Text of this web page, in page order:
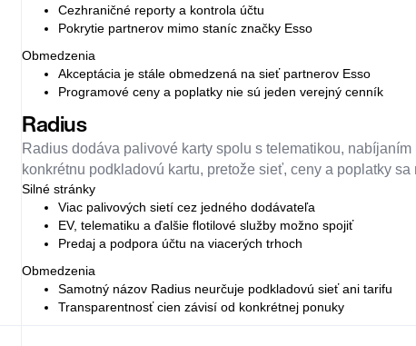
Cezhraničné reporty a kontrola účtu
Pokrytie partnerov mimo staníc značky Esso
Obmedzenia
Akceptácia je stále obmedzená na sieť partnerov Esso
Programové ceny a poplatky nie sú jeden verejný cenník
Radius
Radius dodáva palivové karty spolu s telematikou,
konkrétnu podkladovú kartu, pretože sieť, ceny a poplatky
Silné stránky
Viac palivových sietí cez jedného dodávateľa
EV, telematiku a ďalšie flotilové služby možno spojiť
Predaj a podpora účtu na viacerých trhoch
Obmedzenia
Samotný názov Radius neurčuje podkladovú sieť ani tarifu
Transparentnosť cien závisí od konkrétnej ponuky